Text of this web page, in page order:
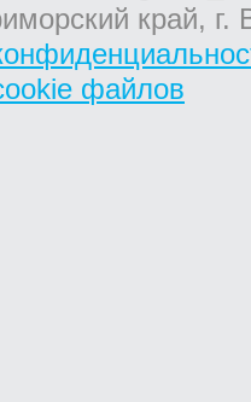
край,
файлов